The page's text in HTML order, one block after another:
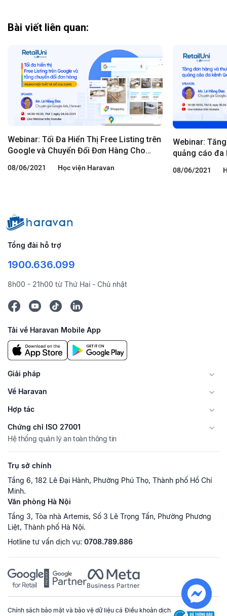
Bài viết liên quan:
Webinar: Tối Đa Hiển Thị Free Listing trên
Google và Chuyển Đổi Đơn Hàng Cho
08/06/2021 Học viện Haravan
Webinar:
quảng cáo đa
08/06/2021
Tổng đài hỗ trợ
1900.636.099
8h00 - 21h00 từ Thứ Hai - Chủ nhật
Tải về Haravan Mobile App
Giải pháp
Về Haravan
Hợp tác
Chứng chỉ ISO 27001
Hệ thống quản lý an toàn thông tin
Trụ sở chính
Tầng 6, 182 Lê Đại Hành, Phường Phú Thọ, Thành phố Hồ Chí
Minh.
Văn phòng Hà Nội
Tầng 3, Tòa nhà Artemis, Số 3 Lê Trọng Tấn, Phường Phương
Liệt, Thành phố Hà Nội.
Hotline tư vấn dịch vụ: 0708.789.886
Chính sách bảo mật và bảo vệ dữ liệu cá Điều khoản dịch